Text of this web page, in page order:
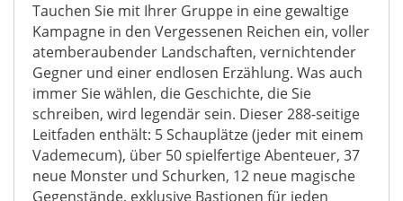
Tauchen Sie mit Ihrer Gruppe in eine gewaltige
Kampagne in den Vergessenen Reichen ein, voller
atemberaubender Landschaften, vernichtender
Gegner und einer endlosen Erzählung. Was auch
immer Sie wählen, die Geschichte, die Sie
schreiben, wird legendär sein. Dieser 288-seitige
Leitfaden enthält: 5 Schauplätze (jeder mit einem
Vademecum), über 50 spielfertige Abenteuer, 37
neue Monster und Schurken, 12 neue magische
Gegenstände, exklusive Bastionen für jeden